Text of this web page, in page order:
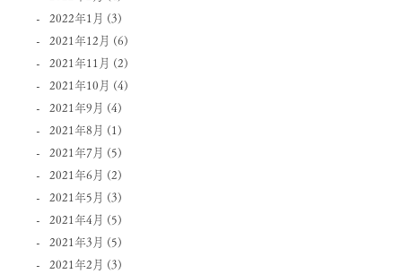
2022年1月 (3)
2021年12月 (6)
2021年11月 (2)
2021年10月 (4)
2021年9月 (4)
2021年8月 (1)
2021年7月 (5)
2021年6月 (2)
2021年5月 (3)
2021年4月 (5)
2021年3月 (5)
2021年2月 (3)